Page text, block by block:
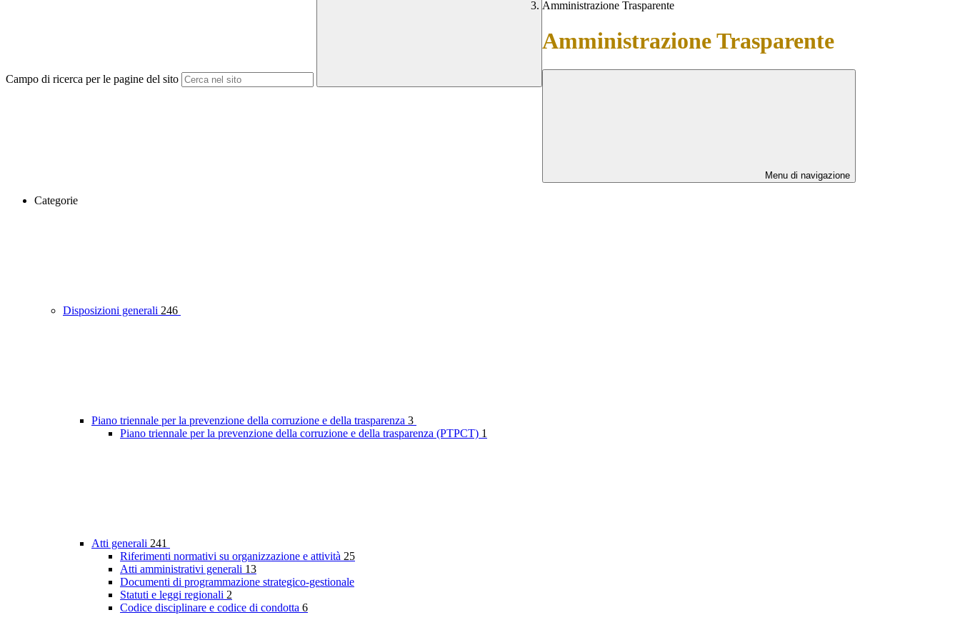
Campo di ricerca per le pagine del sito
Amministrazione Trasparente
Amministrazione Trasparente
Menu di navigazione
Categorie
Disposizioni generali 246
Piano triennale per la prevenzione della corruzione e della trasparenza 3
Piano triennale per la prevenzione della corruzione e della trasparenza (PTPCT) 1
Atti generali 241
Riferimenti normativi su organizzazione e attività 25
Atti amministrativi generali 13
Documenti di programmazione strategico-gestionale
Statuti e leggi regionali 2
Codice disciplinare e codice di condotta 6